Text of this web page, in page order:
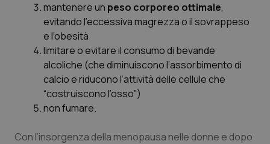
mantenere un peso corporeo ottimale,
evitando l’eccessiva magrezza o il sovrappeso
e l’obesità
limitare o evitare il consumo di bevande
alcoliche (che diminuiscono l’assorbimento di
calcio e riducono l’attività delle cellule che
“costruiscono l’osso”)
non fumare.
Con l’insorgenza della menopausa nelle donne e dopo